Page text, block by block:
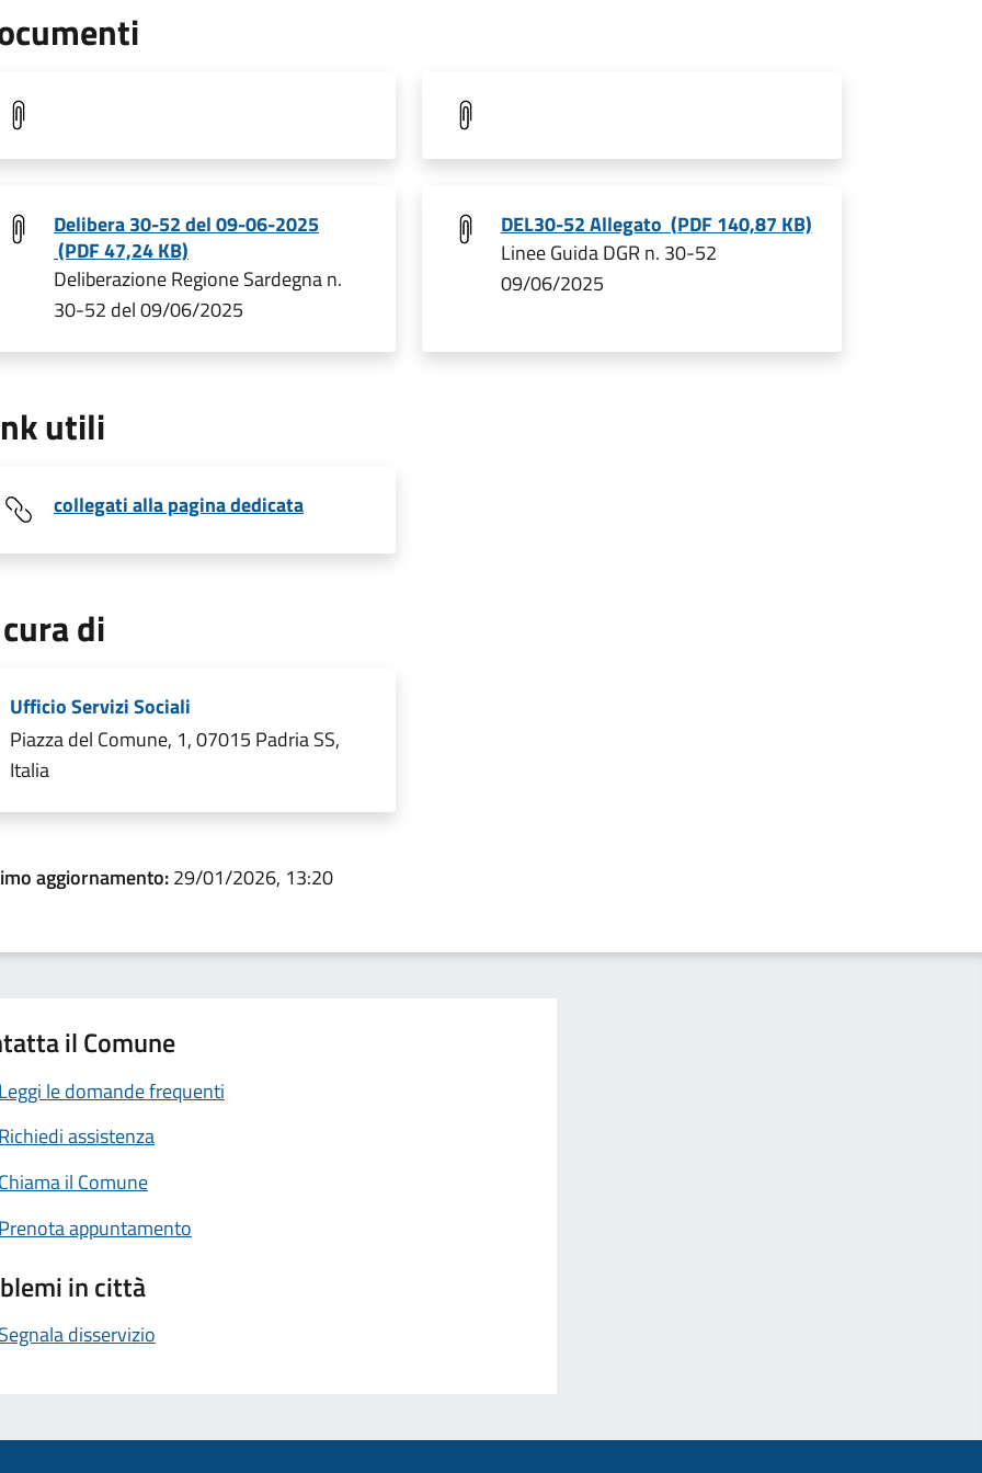
Delibera 30-52 del 09-06-2025
(PDF 47,24 KB)
Deliberazione Regione Sardegna n.
30-52 del 09/06/2025
DEL30-52 Allegato (PDF 140,87 KB)
Linee Guida DGR n. 30-52
09/06/2025
utili
collegati alla pagina dedicata
di
Ufficio Servizi Sociali
Piazza del Comune, 1, 07015 Padria SS,
Italia
aggiornamento:29/01/2026, 13:20
il Comune
le domande frequenti
assistenza
il Comune
appuntamento
in città
disservizio